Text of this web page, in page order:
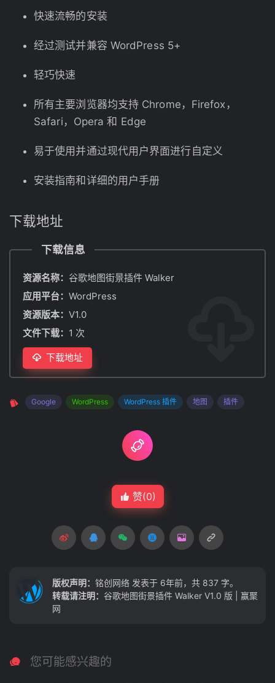
快速流畅的安装
经过测试并兼容 WordPress 5+
轻巧快速
所有主要浏览器均支持 Chrome，Firefox，
Safari，Opera 和 Edge
易于使用并通过现代用户界面进行自定义
安装指南和详细的用户手册
下载地址
下载信息
资源名称： 谷歌地图街景插件 Walker
应用平台： WordPress
资源版本： V1.0
文件下载： 1 次
下载地址
Google WordPress WordPress 插件 地图 插件
赞(0)
版权声明： 铭创网络 发表于 6年前，共 837 字。
转载请注明： 谷歌地图街景插件 Walker V1.0 版 | 赢聚
网
您可能感兴趣的